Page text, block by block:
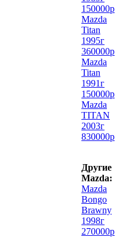
150000р
Mazda
Titan
1995г
360000р
Mazda
Titan
1991г
150000р
Mazda
TITAN
2003г
830000р
Другие
Mazda:
Mazda
Bongo
Brawny
1998г
270000р